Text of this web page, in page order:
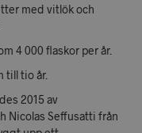
med vitlök och
4 000 flaskor per år.
till tio år.
2015 av
Nicolas Seffusatti från